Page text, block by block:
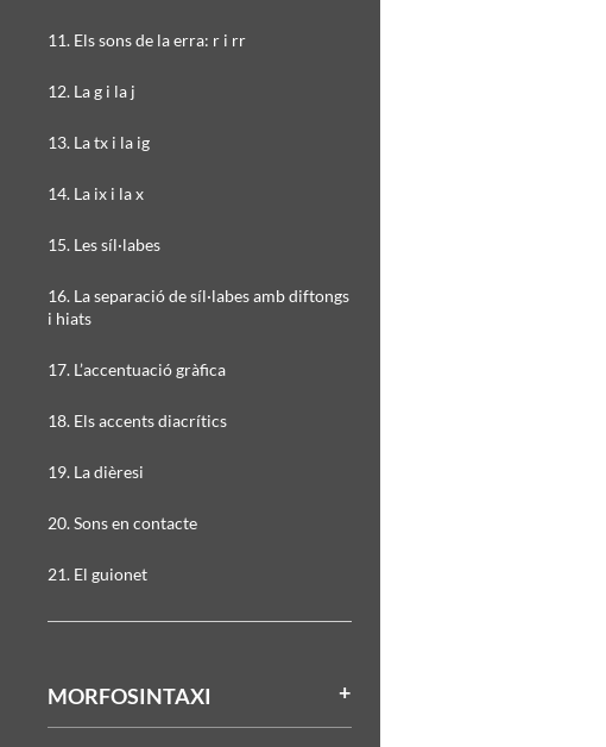
11. Els sons de la erra: r i rr
12. La g i la j
13. La tx i la ig
14. La ix i la x
15. Les síl·labes
16. La separació de síl·labes amb diftongs
i hiats
17. L’accentuació gràfica
18. Els accents diacrítics
19. La dièresi
20. Sons en contacte
21. El guionet
MORFOSINTAXI